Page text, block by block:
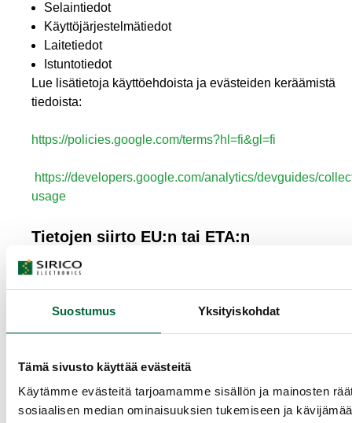
Suostumus Yksityiskohdat
Tämä sivusto käyttää evästeitä
Käytämme evästeitä tarjoamamme sisällön ja mainosten
sosiaalisen median ominaisuuksien tukemiseen ja
Selaintiedot
Käyttöjärjestelmätiedot
Laitetiedot
Istuntotiedot
Lue lisätietoja käyttöehdoista ja evästeiden keräämistä
tiedoista:
https://policies.google.com/terms?hl=fi&gl=fi
https://developers.google.com/analytics/devguides/
usage
Tietojen siirto EU:n tai ETA:n
ulkopuolelle
Tietoja ei pääsääntöisesti siirretä EU:n tai ETA:n
ulkopuolelle. Käyttämämme palveluntarjoaja Google
Analytics saattaa kuitenkin siirtää tietoja EU‐ tai ETA‐
mainittujen palveluntarjoajien periaatteiden mukaisesti
(ks. linkit yllä).